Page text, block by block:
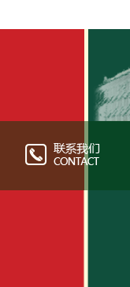
亿元，净资产30亿元，营业收
运营及秋林食品的生产加工销